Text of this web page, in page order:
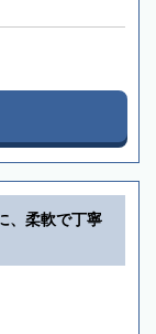
、柔軟で丁寧